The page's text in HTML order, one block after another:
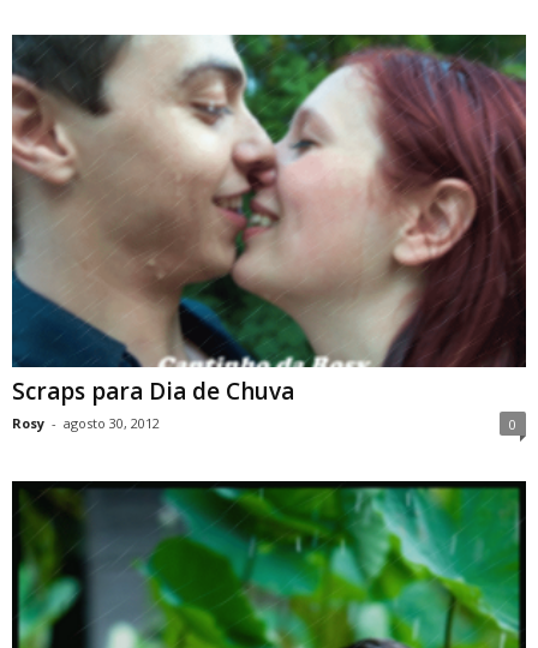
Scraps para Dia de Chuva
Rosy - agosto 30, 2012 0